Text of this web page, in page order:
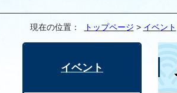
現在の位置： トップページ > イベント
イベント